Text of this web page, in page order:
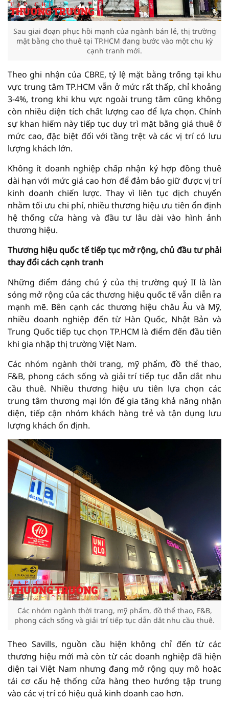
Sau giai đoạn phục hồi mạnh của ngành bán lẻ, thị trường
mặt bằng cho thuê tại TP.HCM đang bước vào một chu kỳ
cạnh tranh mới.
Theo ghi nhận của CBRE, tỷ lệ mặt bằng trống tại khu
vực trung tâm TP.HCM vẫn ở mức rất thấp, chỉ khoảng
3-4%, trong khi khu vực ngoài trung tâm cũng không
còn nhiều diện tích chất lượng cao để lựa chọn. Chính
sự khan hiếm này tiếp tục duy trì mặt bằng giá thuê ở
mức cao, đặc biệt đối với tầng trệt và các vị trí có lưu
lượng khách lớn.
Không ít doanh nghiệp chấp nhận ký hợp đồng thuê
dài hạn với mức giá cao hơn để đảm bảo giữ được vị trí
kinh doanh chiến lược. Thay vì liên tục dịch chuyển
nhằm tối ưu chi phí, nhiều thương hiệu ưu tiên ổn định
hệ thống cửa hàng và đầu tư lâu dài vào hình ảnh
thương hiệu.
Thương hiệu quốc tế tiếp tục mở rộng, chủ đầu tư phải
thay đổi cách cạnh tranh
Những điểm đáng chú ý của thị trường quý II là làn
sóng mở rộng của các thương hiệu quốc tế vẫn diễn ra
mạnh mẽ. Bên cạnh các thương hiệu châu Âu và Mỹ,
nhiều doanh nghiệp đến từ Hàn Quốc, Nhật Bản và
Trung Quốc tiếp tục chọn TP.HCM là điểm đến đầu tiên
khi gia nhập thị trường Việt Nam.
Các nhóm ngành thời trang, mỹ phẩm, đồ thể thao,
F&B, phong cách sống và giải trí tiếp tục dẫn dắt nhu
cầu thuê. Nhiều thương hiệu ưu tiên lựa chọn các
trung tâm thương mại lớn để gia tăng khả năng nhận
diện, tiếp cận nhóm khách hàng trẻ và tận dụng lưu
lượng khách ổn định.
Các nhóm ngành thời trang, mỹ phẩm, đồ thể thao, F&B,
phong cách sống và giải trí tiếp tục dẫn dắt nhu cầu thuê.
Theo Savills, nguồn cầu hiện không chỉ đến từ các
thương hiệu mới mà còn từ các doanh nghiệp đã hiện
diện tại Việt Nam nhưng đang mở rộng quy mô hoặc
tái cơ cấu hệ thống cửa hàng theo hướng tập trung
vào các vị trí có hiệu quả kinh doanh cao hơn.